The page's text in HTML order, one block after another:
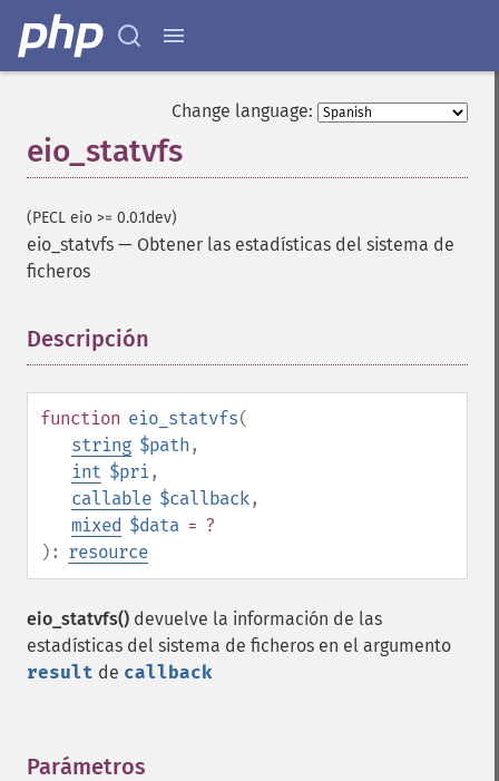
Change language:
eio_statvfs
(PECL eio >= 0.0.1dev)
eio_statvfs — Obtener las estadísticas del sistema de
ficheros
Descripción
function eio_statvfs(
string $path ,
int $pri,
callable $callback,
mixed $data = ?
): resource
eio_statvfs() devuelve la información de las
estadísticas del sistema de ficheros en el argumento
result de callback
Parámetros